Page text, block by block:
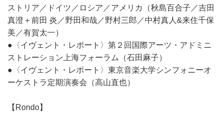
ストリア／ドイツ／ロシア／アメリカ（秋島百合子／吉田
真澄＋前田 炎／野田和哉／野村三郎／中村真人&来住千保
美／有賀太一）
●〈イヴェント・レポート〉第２回国際アーツ・アドミニ
ストレーション上海フォーラム（石田麻子）
●〈イヴェント・レポート〉東京音楽大学シンフォニーオ
ーケストラ定期演奏会（高山直也）
【Rondo】